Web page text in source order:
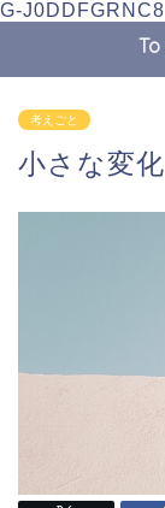
G-J0DDFGRNC8
考えごと
小さな変化